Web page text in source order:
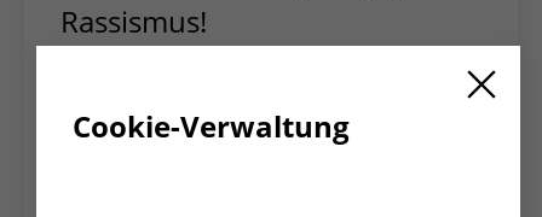
Rassismus!
beim AWO Kreisverband ihren Schulabschluss
Cookie-Verwaltung